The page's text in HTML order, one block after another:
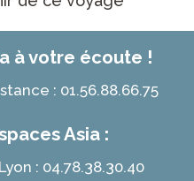
à votre écoute !
: 01.56.88.66.75
Asia :
: 04.78.38.30.40